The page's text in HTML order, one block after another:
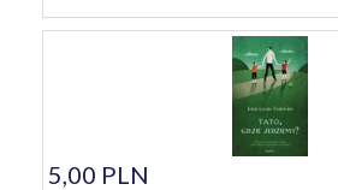
5,00 PLN